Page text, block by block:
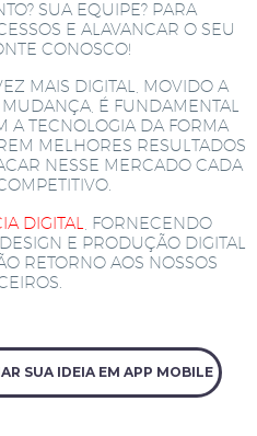
SUA EQUIPE? PARA
E ALAVANCAR O SEU
CONOSCO!
MAIS DIGITAL, MOVIDO A
É FUNDAMENTAL
A TECNOLOGIA DA FORMA
MELHORES RESULTADOS
NESSE MERCADO CADA
DIGITAL
, FORNECENDO
E PRODUÇÃO DIGITAL
RETORNO AOS NOSSOS
SUA IDEIA EM APP MOBILE